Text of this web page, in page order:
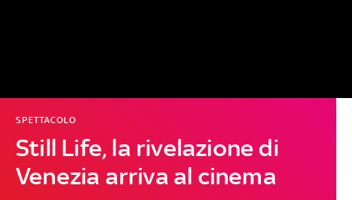
Still Life, la rivelazione di
Venezia arriva al cinema
SPETTACOLO